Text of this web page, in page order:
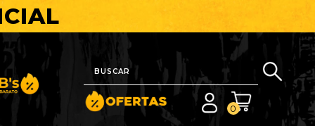
y Barato
0